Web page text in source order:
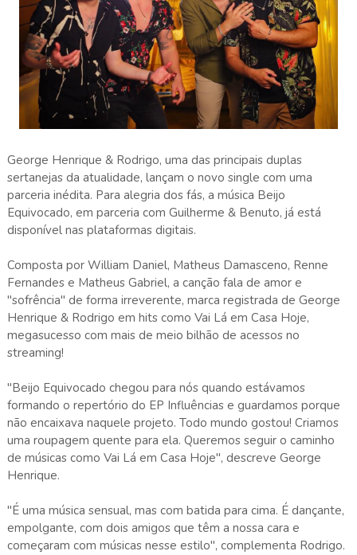
George Henrique & Rodrigo, uma das principais duplas
sertanejas da atualidade, lançam o novo single com uma
parceria inédita. Para alegria dos fás, a música Beijo
Equivocado, em parceria com Guilherme & Benuto, já está
disponível nas plataformas digitais.
Composta por William Daniel, Matheus Damasceno, Renne
Fernandes e Matheus Gabriel, a canção fala de amor e
"sofrência" de forma irreverente, marca registrada de George
Henrique & Rodrigo em hits como Vai Lá em Casa Hoje,
megasucesso com mais de meio bilhão de acessos no
streaming!
"Beijo Equivocado chegou para nós quando estávamos
formando o repertório do EP Influências e guardamos porque
não encaixava naquele projeto. Todo mundo gostou! Criamos
uma roupagem quente para ela. Queremos seguir o caminho
de músicas como Vai Lá em Casa Hoje", descreve George
Henrique.
"É uma música sensual, mas com batida para cima. É dançante,
empolgante, com dois amigos que têm a nossa cara e
começaram com músicas nesse estilo", complementa Rodrigo.